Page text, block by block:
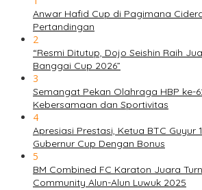
Anwar Hafid Cup di Pagimana
Pertandingan
2
“Resmi Ditutup, Dojo Seishin Raih
Banggai Cup 2026”
3
Semangat Pekan Olahraga HBP ke-
Kebersamaan dan Sportivitas
4
Apresiasi Prestasi, Ketua BTC Guyur
Gubernur Cup Dengan Bonus
5
BM Combined FC Karaton Juara
Community Alun-Alun Luwuk 2025